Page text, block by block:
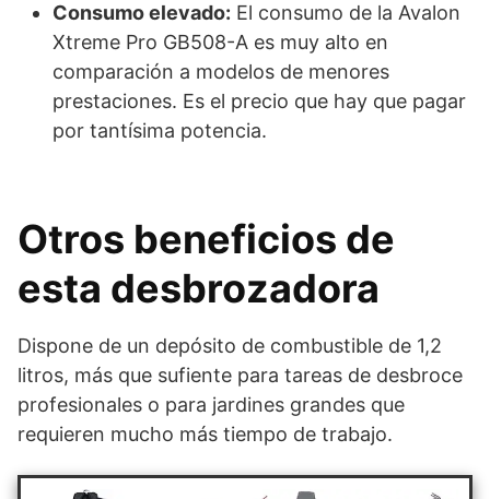
Consumo elevado: El consumo de la Avalon
Xtreme Pro GB508-A es muy alto en
comparación a modelos de menores
prestaciones. Es el precio que hay que pagar
por tantísima potencia.
Otros beneficios de
esta desbrozadora
Dispone de un depósito de combustible de 1,2
litros, más que sufiente para tareas de desbroce
profesionales o para jardines grandes que
requieren mucho más tiempo de trabajo.